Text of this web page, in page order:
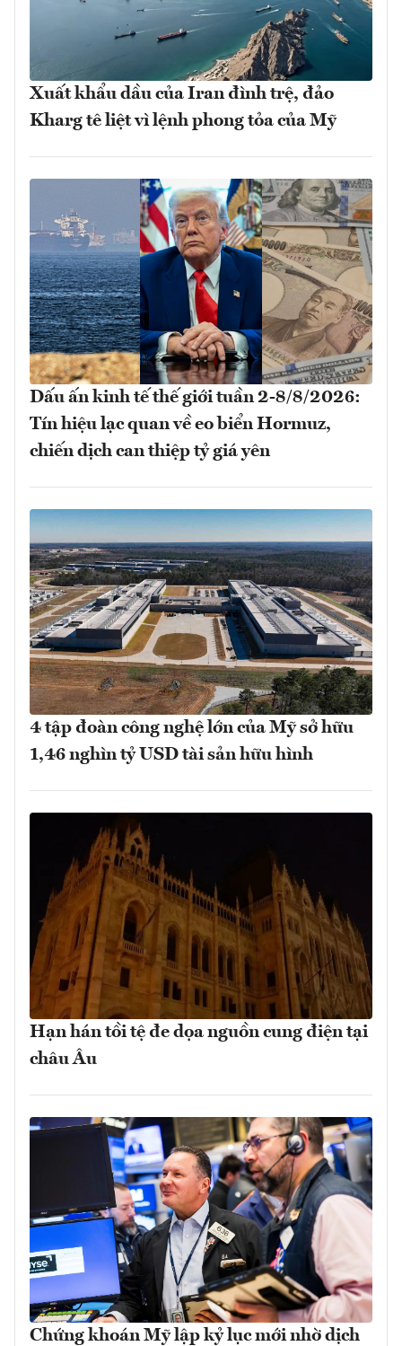
Xuất khẩu dầu của Iran đình trệ, đảo
Kharg tê liệt vì lệnh phong tỏa của Mỹ
Dấu ấn kinh tế thế giới tuần 2-8/8/2026:
Tín hiệu lạc quan về eo biển Hormuz,
chiến dịch can thiệp tỷ giá yên
4 tập đoàn công nghệ lớn của Mỹ sở hữu
1,46 nghìn tỷ USD tài sản hữu hình
Hạn hán tồi tệ đe dọa nguồn cung điện tại
châu Âu
Chứng khoán Mỹ lập kỷ lục mới nhờ dịch